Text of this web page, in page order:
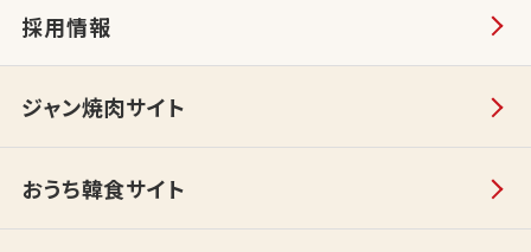
採用情報
ジャン焼肉サイト
おうち韓食サイト